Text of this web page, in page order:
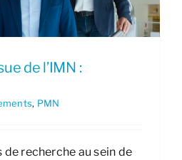
de l’IMN :
, PMN
de recherche au sein de